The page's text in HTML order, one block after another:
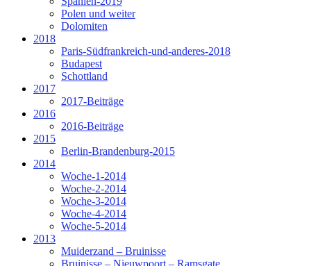
Polen und weiter
Dolomiten
2018
Paris-Südfrankreich-und-anderes-2018
Budapest
Schottland
2017
2017-Beiträge
2016
2016-Beiträge
2015
Berlin-Brandenburg-2015
2014
Woche-1-2014
Woche-2-2014
Woche-3-2014
Woche-4-2014
Woche-5-2014
2013
Muiderzand – Bruinisse